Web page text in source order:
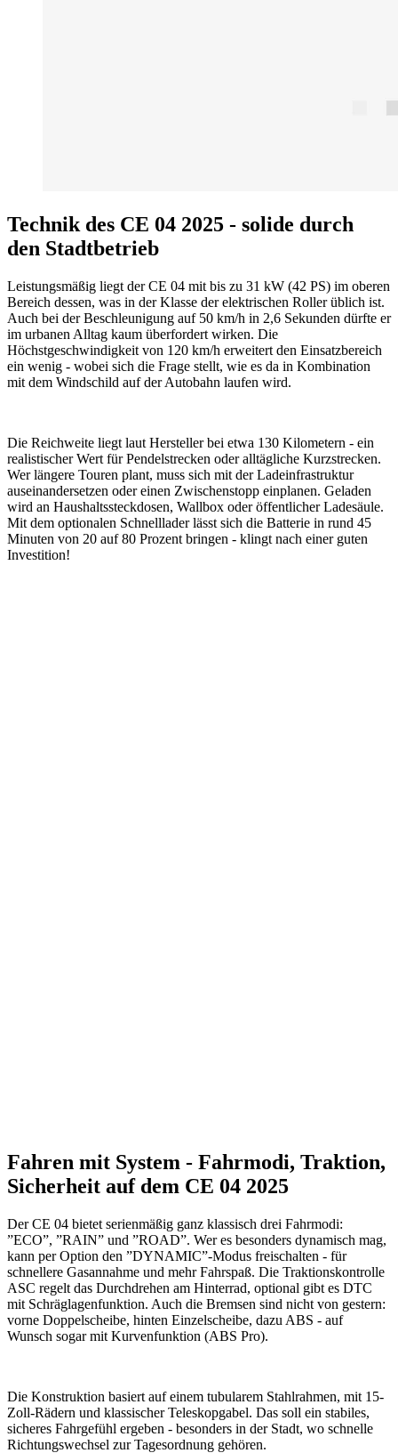
Technik des CE 04 2025 - solide durch
den Stadtbetrieb
Leistungsmäßig liegt der CE 04 mit bis zu 31 kW (42 PS) im oberen
Bereich dessen, was in der Klasse der elektrischen Roller üblich ist.
Auch bei der Beschleunigung auf 50 km/h in 2,6 Sekunden dürfte er
im urbanen Alltag kaum überfordert wirken. Die
Höchstgeschwindigkeit von 120 km/h erweitert den Einsatzbereich
ein wenig - wobei sich die Frage stellt, wie es da in Kombination
mit dem Windschild auf der Autobahn laufen wird.
Die Reichweite liegt laut Hersteller bei etwa 130 Kilometern - ein
realistischer Wert für Pendelstrecken oder alltägliche Kurzstrecken.
Wer längere Touren plant, muss sich mit der Ladeinfrastruktur
auseinandersetzen oder einen Zwischenstopp einplanen. Geladen
wird an Haushaltssteckdosen, Wallbox oder öffentlicher Ladesäule.
Mit dem optionalen Schnelllader lässt sich die Batterie in rund 45
Minuten von 20 auf 80 Prozent bringen - klingt nach einer guten
Investition!
Fahren mit System - Fahrmodi, Traktion,
Sicherheit auf dem CE 04 2025
Der CE 04 bietet serienmäßig ganz klassisch drei Fahrmodi:
”ECO”, ”RAIN” und ”ROAD”. Wer es besonders dynamisch mag,
kann per Option den ”DYNAMIC”-Modus freischalten - für
schnellere Gasannahme und mehr Fahrspaß. Die Traktionskontrolle
ASC regelt das Durchdrehen am Hinterrad, optional gibt es DTC
mit Schräglagenfunktion. Auch die Bremsen sind nicht von gestern:
vorne Doppelscheibe, hinten Einzelscheibe, dazu ABS - auf
Wunsch sogar mit Kurvenfunktion (ABS Pro).
Die Konstruktion basiert auf einem tubularem Stahlrahmen, mit 15-
Zoll-Rädern und klassischer Teleskopgabel. Das soll ein stabiles,
sicheres Fahrgefühl ergeben - besonders in der Stadt, wo schnelle
Richtungswechsel zur Tagesordnung gehören.